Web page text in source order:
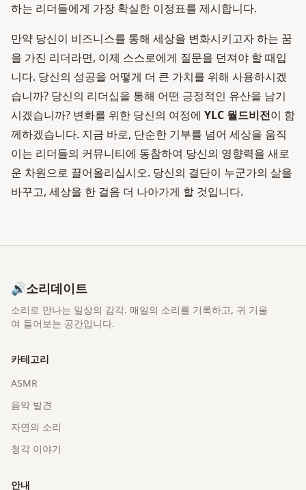
하는 리더들에게 가장 확실한 이정표를 제시합니다.
만약 당신이 비즈니스를 통해 세상을 변화시키고자 하는 꿈
을 가진 리더라면, 이제 스스로에게 질문을 던져야 할 때입
니다. 당신의 성공을 어떻게 더 큰 가치를 위해 사용하시겠
습니까? 당신의 리더십을 통해 어떤 긍정적인 유산을 남기
시겠습니까? 변화를 위한 당신의 여정에 YLC 월드비전이 함
께하겠습니다. 지금 바로, 단순한 기부를 넘어 세상을 움직
이는 리더들의 커뮤니티에 동참하여 당신의 영향력을 새로
운 차원으로 끌어올리십시오. 당신의 결단이 누군가의 삶을
바꾸고, 세상을 한 걸음 더 나아가게 할 것입니다.
🔊소리데이트
소리로 만나는 일상의 감각. 매일의 소리를 기록하고, 귀 기울
여 들어보는 공간입니다.
카테고리
ASMR
음악 발견
자연의 소리
청각 이야기
안내